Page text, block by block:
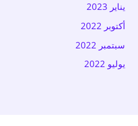
يناير 2023
أكتوبر 2022
سبتمبر 2022
يوليو 2022